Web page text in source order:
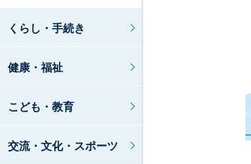
くらし・手続き
健康・福祉
こども・教育
交流・文化・スポーツ